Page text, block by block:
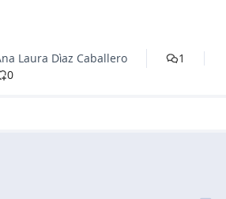
Laura Dìaz Caballero
1
0